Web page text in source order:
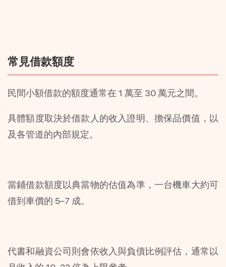
常見借款額度
民間小額借款的額度通常在 1 萬至 30 萬元之間。
具體額度取決於借款人的收入證明、擔保品價值，以
及各管道的內部規定。
當鋪借款額度以典當物的估值為準，一台機車大約可
借到車價的 5–7 成。
代書和融資公司則會依收入與負債比例評估，通常以